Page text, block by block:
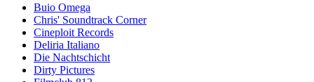
Buio Omega
Chris' Soundtrack Corner
Cineploit Records
Deliria Italiano
Die Nachtschicht
Dirty Pictures